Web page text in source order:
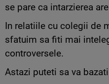
se pare ca intarzierea
In relatiile cu colegii de
sfatuim sa fiti mai
controversele.
Astazi puteti sa va